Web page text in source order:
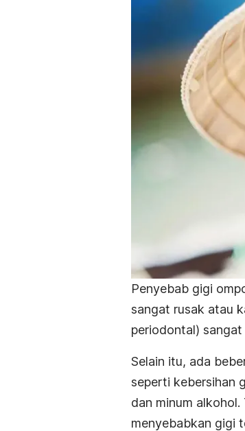
Penyebab gigi
sangat rusak atau
periodontal)
Selain itu, ada
seperti kebersihan
dan minum
menyebabkan gigi